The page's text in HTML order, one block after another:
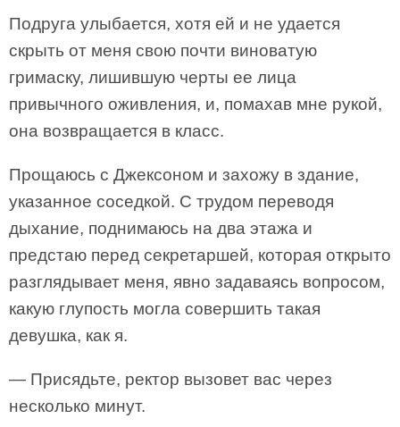
Подруга улыбается, хотя ей и не удается
скрыть от меня свою почти виноватую
гримаску, лишившую черты ее лица
привычного оживления, и, помахав мне рукой,
она возвращается в класс.
Прощаюсь с Джексоном и захожу в здание,
указанное соседкой. С трудом переводя
дыхание, поднимаюсь на два этажа и
предстаю перед секретаршей, которая открыто
разглядывает меня, явно задаваясь вопросом,
какую глупость могла совершить такая
девушка, как я.
— Присядьте, ректор вызовет вас через
несколько минут.